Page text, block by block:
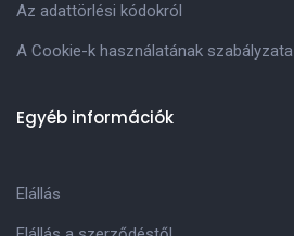
Az adattörlési kódokról
A Cookie-k használatának szabályzata
Egyéb információk
Elállás